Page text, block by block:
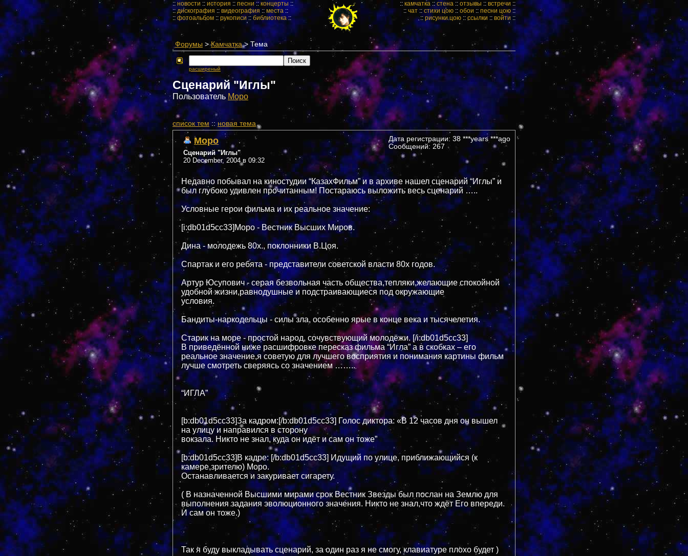
:: новости :: история :: песни::концерты ::
::дискография :: видеография :: места ::
:: фотоальбом :: рукописи :: библиотека::
:: камчатка ::стена :: отзывы :: встречи ::
:: чат :: стихи цою :: обои :: песни цою::
::рисунки цою :: ссылки :: войти ::
Форумы >Камчатка> Тема
расширеный
Сценарий "Иглы"
Пользователь Mopo
cписок тем :: новая тема
Mopo
Сценарий "Иглы"
20 December, 2004 в 09:32
Дата регистрации: 38 ***years ***ago
Сообщений: 267
Недавно побывал на киностудии “КазахФильм” и в архиве нашел сценарий “Иглы” и
был глубоко удивлен прочитанным! Постараюсь выложить весь сценарий …..
Условные герои фильма и их реальное значение:
[i:db01d5cc33]Моро - Вестник Высших Миров.
Дина - молодежь 80х., поклонники В.Цоя.
Спартак и его ребята - представители советской власти 80х годов.
Артур Юсупович - серая безвольная часть общества,тепляки,желающие спокойной
удобной жизни,равнодушные и подстраивающиеся под окружающие
условия.
Бандиты-наркодельцы - силы зла, особенно ярые в конце века и тысячелетия.
Старик на море - простой народ, сочувствующий молодёжи. [/i:db01d5cc33]
В приведённой ниже расшифровке пересказ фильма “Игла” а в скобках – его
реальное значение,я советую для лучшего восприятия и понимания картины фильм
лучше смотреть сверяясь со значением ……..
“ИГЛА”
[b:db01d5cc33]За кадром:[/b:db01d5cc33] Голос диктора: «В 12 часов дня он вышел
на улицу и направился в сторону
вокзала. Никто не знал, куда он идёт и сам он тоже”
[b:db01d5cc33]В кадре: [/b:db01d5cc33] Идущий по улице, приближающийся (к
камере,зрителю) Моро.
Останавливается и закуривает сигарету.
( В назначенной Высшими мирами срок Вестник Звезды был послан на Землю для
выполнения задания эволюционного значения. Никто не знал,что ждёт Его впереди.
И сам он тоже.)
Так я буду выкладывать сценарий, за один раз я не смогу, клавиатуре плохо будет )